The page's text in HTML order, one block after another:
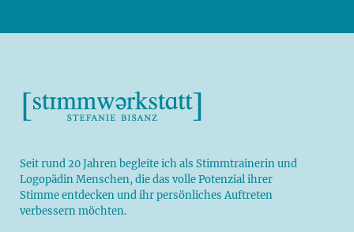
Seit rund 20 Jahren begleite ich als Stimmtrainerinund
LogopädinMenschen, die das volle Potenzial ihrer
Stimme entdecken und ihr persönliches Auftreten
verbessern möchten.